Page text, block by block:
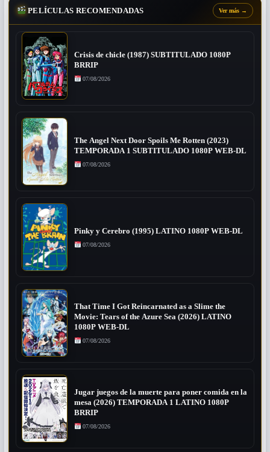
PELÍCULAS RECOMENDADAS Ver más →
Crisis de chicle (1987) SUBTITULADO 1080P
BRRIP
07/08/2026
The Angel Next Door Spoils Me Rotten (2023)
TEMPORADA 1 SUBTITULADO 1080P WEB-DL
07/08/2026
Pinky y Cerebro (1995) LATINO 1080P WEB-DL
07/08/2026
That Time I Got Reincarnated as a Slime the
Movie: Tears of the Azure Sea (2026) LATINO
1080P WEB-DL
07/08/2026
Jugar juegos de la muerte para poner comida en la
mesa (2026) TEMPORADA 1 LATINO 1080P
BRRIP
07/08/2026